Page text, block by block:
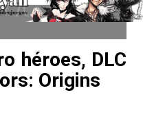
héroes, DLC
Origins